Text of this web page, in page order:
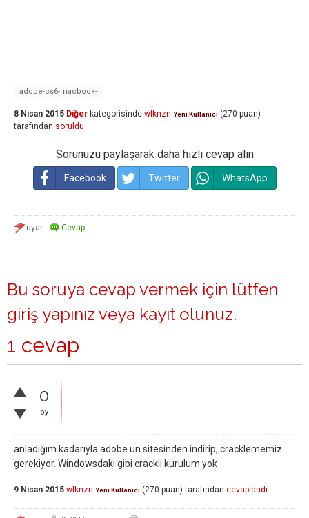
adobe-cs6-macbook-
8 Nisan 2015 Diğer kategorisinde wlknzn Yeni Kullanıcı (270 puan)
tarafından soruldu
Sorunuzu paylaşarak daha hızlı cevap alın
Facebook Twitter WhatsApp
Bu soruya cevap vermek için lütfen
giriş yapınız veya kayıt olunuz.
1 cevap
0
oy
anladığım kadarıyla adobe un sitesinden indirip, cracklememiz
gerekiyor. Windowsdaki gibi crackli kurulum yok
9 Nisan 2015 wlknzn Yeni Kullanıcı (270 puan) tarafından cevaplandı